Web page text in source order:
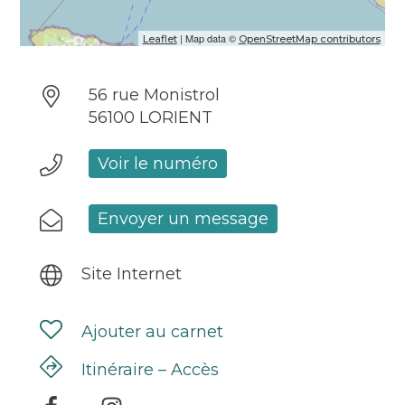
Leaflet| Map data © OpenStreetMap contributors
56 rue Monistrol
56100 LORIENT
Voir le numéro
Envoyer un message
Site Internet
Ajouter au carnet
Itinéraire – Accès